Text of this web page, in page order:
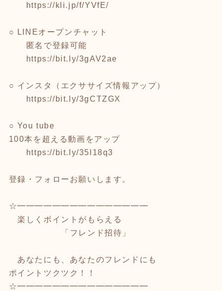
https://kli.jp/f/YVfE/
○ LINEオープンチャット
匿名で登録可能
https://bit.ly/3gAV2ae
○ インスタ（エクササイズ情報アップ）
https://bit.ly/3gCTZGX
○ You tube
100本を超える動画をアップ
https://bit.ly/35l18q3
登録・フォローお願いします。
☆━━━━━━━━━━━━━━━
楽しくポイントがもらえる
「フレンド招待」
あなたにも、あなたのフレンドにも
ポイントツクツク！！
☆━━━━━━━━━━━━━━━